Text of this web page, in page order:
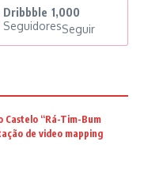
Dribbble 1,000
SeguidoresSeguir
Castelo “Rá-Tim-Bum
de video mapping